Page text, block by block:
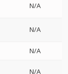
N/A
N/A
N/A
N/A